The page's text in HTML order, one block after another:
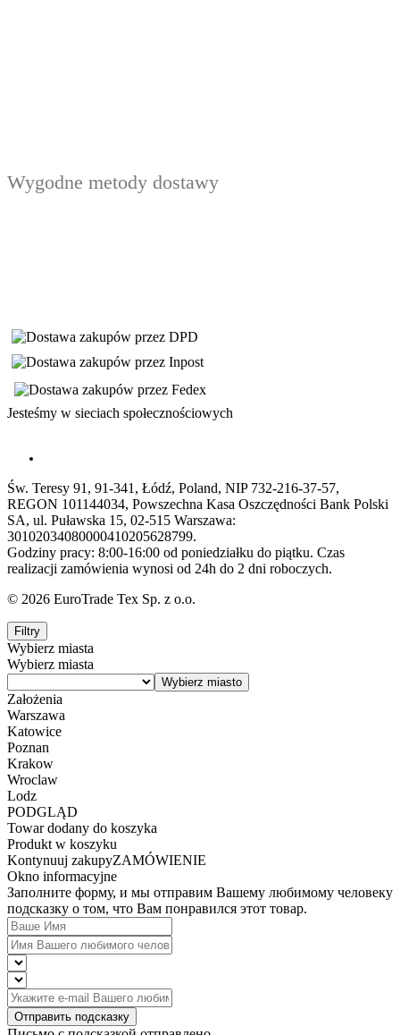
Wygodne metody dostawy
Jesteśmy w sieciach społecznościowych
Św. Teresy 91, 91-341, Łódź, Poland, NIP 732-216-37-57,
REGON 101144034, Powszechna Kasa Oszczędności Bank Polski
SA, ul. Puławska 15, 02-515 Warszawa:
30102034080000410205628799.
Godziny pracy: 8:00-16:00 od poniedziałku do piątku. Czas
realizacji zamówienia wynosi od 24h do 2 dni roboczych.
© 2026 EuroTrade Tex Sp. z o.o.
Filtry
Wybierz miasta
Wybierz miasta
Założenia
Warszawa
Katowice
Poznan
Krakow
Wroclaw
Lodz
PODGLĄD
Towar dodany do koszyka
Produkt w koszyku
Kontynuuj zakupyZAMÓWIENIE
Okno informacyjne
Заполните форму, и мы отправим Вашему любимому человеку
подсказку о том, что Вам понравился этот товар.
Отправить подсказку